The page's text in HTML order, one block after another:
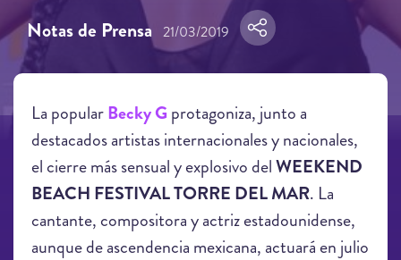
Notas de Prensa 21/03/2019
La popularBecky G protagoniza, junto a
destacados artistas internacionales y nacionales,
el cierre más sensual y explosivo delWEEKEND
BEACH FESTIVAL TORRE DEL MAR. La
cantante, compositora y actriz estadounidense,
aunque de ascendencia mexicana, actuará en julio